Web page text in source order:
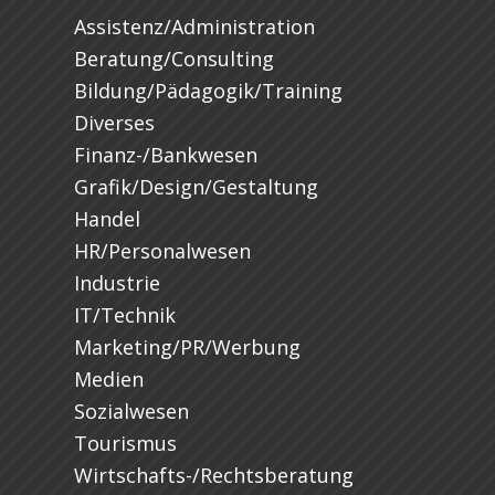
Assistenz/Administration
Beratung/Consulting
Bildung/Pädagogik/Training
Diverses
Finanz-/Bankwesen
Grafik/Design/Gestaltung
Handel
HR/Personalwesen
Industrie
IT/Technik
Marketing/PR/Werbung
Medien
Sozialwesen
Tourismus
Wirtschafts-/Rechtsberatung